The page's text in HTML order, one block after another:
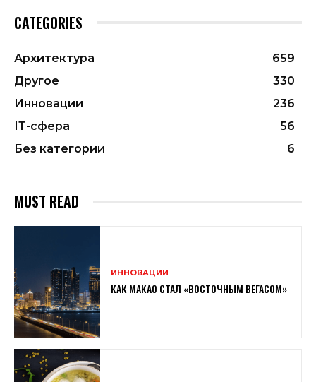
CATEGORIES
Архитектура
659
Другое
330
Инновации
236
ІТ-сфера
56
Без категории
6
MUST READ
ИННОВАЦИИ
КАК МАКАО СТАЛ «ВОСТОЧНЫМ ВЕГАСОМ»